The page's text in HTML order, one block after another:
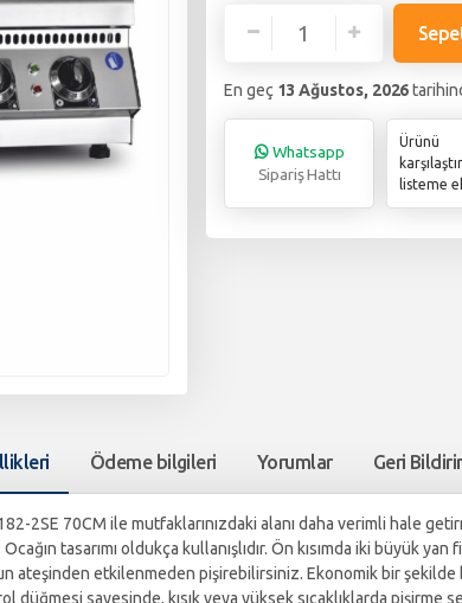
En geç 13 Ağustos, 2026
Whatsapp
Sipariş Hattı
Ürünü
listeme
Ödeme bilgileri Yorumlar Geri
2SE 70CM ile mutfaklarınızdaki alanı daha verimli hale
tasarımı oldukça kullanışlıdır. Ön kısımda iki büyük
ateşinden etkilenmeden pişirebilirsiniz. Ekonomik bir
sayesinde, kısık veya yüksek sıcaklıklarda pişirme